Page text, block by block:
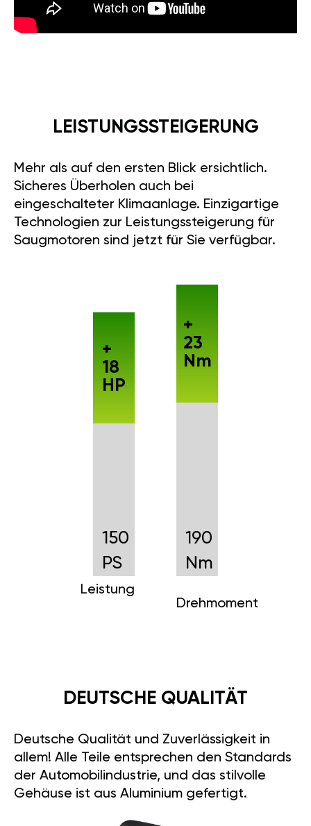
LEISTUNGSSTEIGERUNG
Mehr als auf den ersten Blick ersichtlich.
Sicheres Überholen auch bei
eingeschalteter Klimaanlage. Einzigartige
Technologien zur Leistungssteigerung für
Saugmotoren sind jetzt für Sie verfügbar.
150
PS
Leistung
+
18
HP
190
Nm
Drehmoment
+
23
Nm
DEUTSCHE QUALITÄT
Deutsche Qualität und Zuverlässigkeit in
allem! Alle Teile entsprechen den Standards
der Automobilindustrie, und das stilvolle
Gehäuse ist aus Aluminium gefertigt.